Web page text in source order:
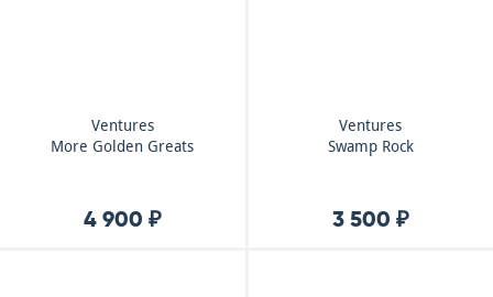
Ventures
More Golden Greats
4 900 ₽
Ventures
Swamp Rock
3 500 ₽